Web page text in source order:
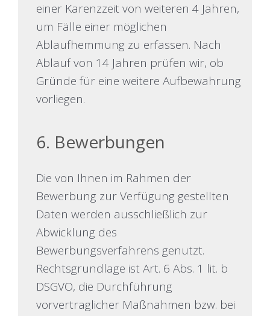
einer Karenzzeit von weiteren 4 Jahren,
um Fälle einer möglichen
Ablaufhemmung zu erfassen. Nach
Ablauf von 14 Jahren prüfen wir, ob
Gründe für eine weitere Aufbewahrung
vorliegen.
6. Bewerbungen
Die von Ihnen im Rahmen der
Bewerbung zur Verfügung gestellten
Daten werden ausschließlich zur
Abwicklung des
Bewerbungsverfahrens genutzt.
Rechtsgrundlage ist Art. 6 Abs. 1 lit. b
DSGVO, die Durchführung
vorvertraglicher Maßnahmen bzw. bei